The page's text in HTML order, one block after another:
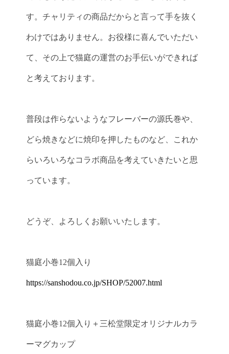
す。チャリティの商品だからと言って手を抜く
わけではありません。お役様に喜んでいただい
て、その上で猫庭の運営のお手伝いができれば
と考えております。
普段は作らないようなフレーバーの源氏巻や、
どら焼きなどに焼印を押したものなど、これか
らいろいろなコラボ商品を考えていきたいと思
っています。
どうぞ、よろしくお願いいたします。
猫庭小巻12個入り
https://sanshodou.co.jp/SHOP/52007.html
猫庭小巻12個入り＋三松堂限定オリジナルカラ
ーマグカップ